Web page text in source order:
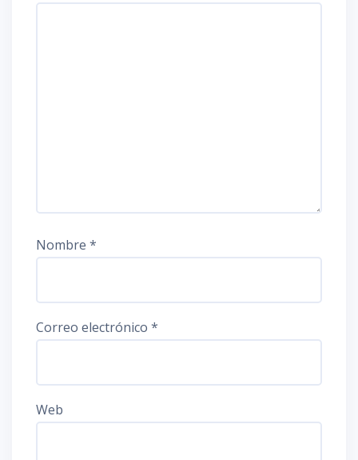
Nombre *
Correo electrónico *
Web